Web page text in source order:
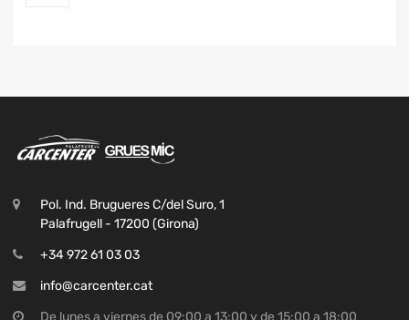
Pol. Ind. Brugueres C/del Suro, 1
Palafrugell - 17200 (Girona)
+34 972 61 03 03
info@carcenter.cat